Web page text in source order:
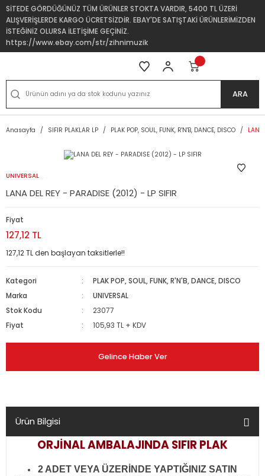
SİTEDE GÖRDÜĞÜNÜZ TÜM ÜRÜNLER STOKTA VARDIR, 5400 TL ÜZERİ
ALIŞVERİŞLERDE KARGO ÜCRETSİZDİR. EBAY'DE SATIŞTAKİ ÜRÜNLERİMİZDEN
İSTEĞİNİZ OLURSA İLETİŞİME GEÇİNİZ.
https://www.ebay.com/str/zihnimuzik
ARA
Anasayfa SIFIR PLAKLAR LP PLAK POP, SOUL, FUNK, R'N'B, DANCE, DISCO
UNIVERSAL
LANA DEL REY - PARADISE (2012) - LP SIFIR
Fiyat
127,12 TL
127,12 TL den başlayan taksitlerle!!
Kategori
PLAK POP, SOUL, FUNK, R'N'B, DANCE, DISCO
Marka
UNIVERSAL
Stok Kodu
23077
Fiyat
105,93 TL + KDV
Gelince Haber Ver
Ürün Bilgisi
ORJİNAL AMBALAJINDA SIFIR PLAK
2 ADET VEYA ÜZERİNDE YAPTIĞINIZ SATIN